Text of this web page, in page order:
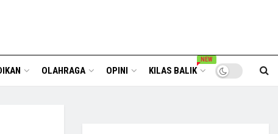
OLAHRAGA OPINI KILAS BALIK
NEW